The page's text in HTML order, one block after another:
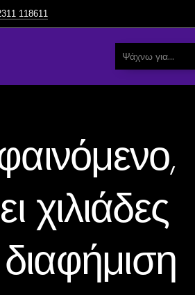
118611
χιλιάδες